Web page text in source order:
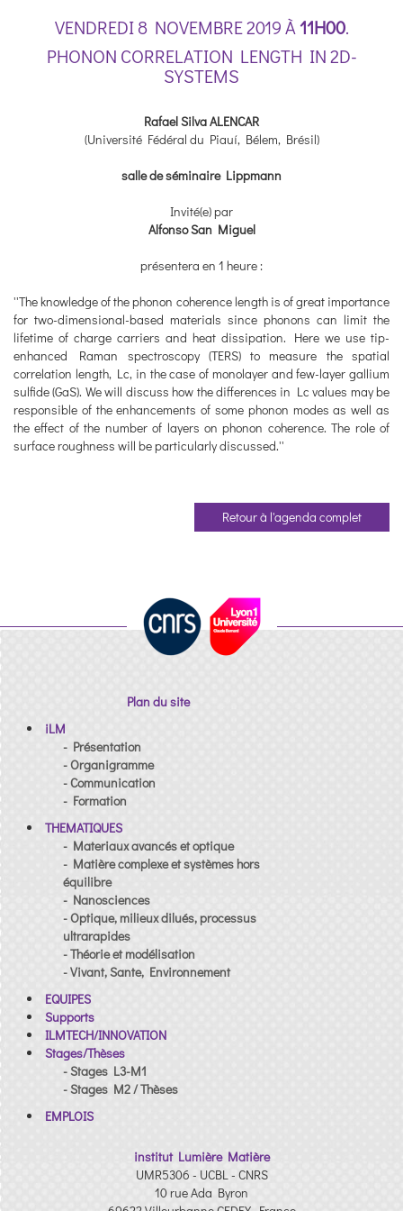
VENDREDI 8 NOVEMBRE 2019 À11H00.
PHONON CORRELATION LENGTH IN 2D-
SYSTEMS
Rafael Silva ALENCAR
(Université Fédéral du Piauí, Bélem, Brésil)
salle de séminaire Lippmann
Invité(e) par
Alfonso San Miguel
présentera en 1 heure :
''The knowledge of the phonon coherence length is of great importance
for two-dimensional-based materials since phonons can limit the
lifetime of charge carriers and heat dissipation. Here we use tip-
enhanced Raman spectroscopy (TERS) to measure the spatial
correlation length, Lc, in the case of monolayer and few-layer gallium
sulfide (GaS). We will discuss how the differences in Lc values may be
responsible of the enhancements of some phonon modes as well as
the effect of the number of layers on phonon coherence. The role of
surface roughness will be particularly discussed.''
Retour à l'agenda complet
Plan du site
iLM
- Présentation
- Organigramme
- Communication
- Formation
THEMATIQUES
- Materiaux avancés et optique
- Matière complexe et systèmes hors
équilibre
- Nanosciences
- Optique, milieux dilués, processus
ultrarapides
- Théorie et modélisation
- Vivant, Sante, Environnement
EQUIPES
Supports
ILMTECH/INNOVATION
Stages/Thèses
- Stages L3-M1
- Stages M2 / Thèses
EMPLOIS
institut Lumière Matière
UMR5306 - UCBL - CNRS
10 rue Ada Byron